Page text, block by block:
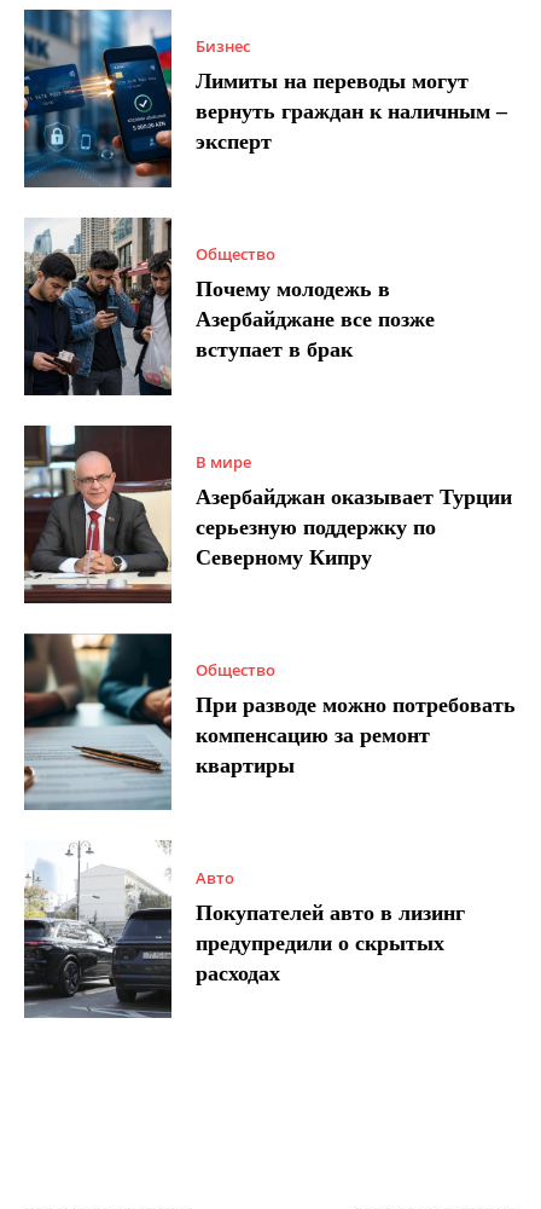
Бизнес
Лимиты на переводы могут
вернуть граждан к наличным –
эксперт
Общество
Почему молодежь в
Азербайджане все позже
вступает в брак
В мире
Азербайджан оказывает Турции
серьезную поддержку по
Северному Кипру
Общество
При разводе можно потребовать
компенсацию за ремонт
квартиры
Авто
Покупателей авто в лизинг
предупредили о скрытых
расходах